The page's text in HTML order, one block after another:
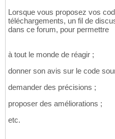
Lorsque vous proposez vos
téléchargements, un fil de
dans ce forum, pour permettre
à tout le monde de réagir ;
donner son avis sur le code
demander des précisions ;
proposer des améliorations ;
etc.